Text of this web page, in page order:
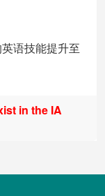
语技能提升至
in the IA